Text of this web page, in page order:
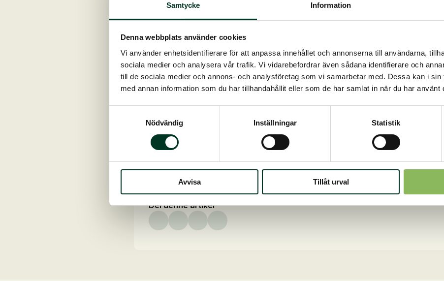
Samtycke Information
Denna webbplats använder cookies
Vi använder enhetsidentifierare för att anpassa innehållet och annonserna till användarna,
sociala medier och analysera vår trafik. Vi vidarebefordrar även sådana identifierare och
till de sociala medier och annons- och analysföretag som vi samarbetar med. Dessa kan i
med annan information som du har tillhandahållit eller som de har samlat in när du har använt
Nödvändig
Inställningar Statistik
Avvisa Tillåt urval
Sam är en liten svart shetlandsponny som ägaren köpte när han var 1 år
ägaren letade efter en lekkamrat till sitt senaste föl.
med hem! Där stod en liten svart, tufsig och undernärd unghäst.
Redan under hösten 2023, efter maskbehandling och påbörjad utfodring med
SOLO
och mash, började Sam få en normal vinterpäls.
Men våren 2024, när Sam bytte till sommarpäls, blev det verkligen tydligt vad
omsorg har gjort för den lilla killen. Sam mår idag riktigt bra och är chefen i
storleksskillnaden till sina kompisar.
Del denne artikel